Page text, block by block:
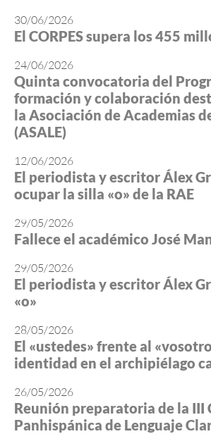
30/06/2026
El CORPES supera los 455
24/06/2026
Quinta convocatoria del
formación y colaboración
la Asociación de Academias
(ASALE)
12/06/2026
El periodista y escritor Álex
ocupar la silla «o» de la RAE
29/05/2026
Fallece el académico José
29/05/2026
El periodista y escritor Álex
«o»
28/05/2026
El «ustedes» frente al
identidad en el archipiélago
26/05/2026
Reunión preparatoria de la III
Panhispánica de Lenguaje